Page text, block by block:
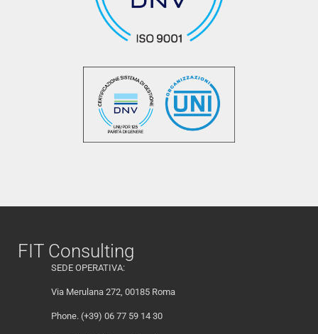
FIT Consulting
SEDE OPERATIVA:
Via Merulana 272, 00185 Roma
Phone. (+39) 06 77 59 14 30